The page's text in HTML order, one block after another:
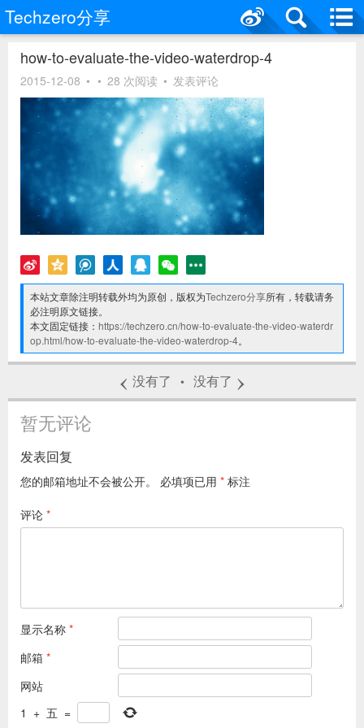
Techzero分享
how-to-evaluate-the-video-waterdrop-4
2015-12-08 • • 28 次阅读 • 发表评论
本站文章除注明转载外均为原创，版权为Techzero分享所有，转载请务
必注明原文链接。
本文固定链接：https://techzero.cn/how-to-evaluate-the-video-waterdr
op.html/how-to-evaluate-the-video-waterdrop-4。
‹ 没有了 • 没有了 ›
暂无评论
发表回复
您的邮箱地址不会被公开。 必填项已用 * 标注
评论 *
显示名称 *
邮箱 *
网站
1 + 五 =